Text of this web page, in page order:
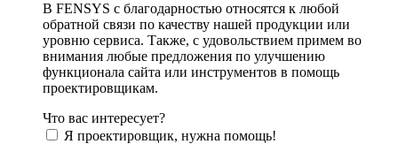
В FENSYS с благодарностью относятся к любой
обратной связи по качеству нашей продукции или
уровню сервиса. Также, с удовольствием примем во
внимания любые предложения по улучшению
функционала сайта или инструментов в помощь
проектировщикам.
Что вас интересует?
Я проектировщик, нужна помощь!